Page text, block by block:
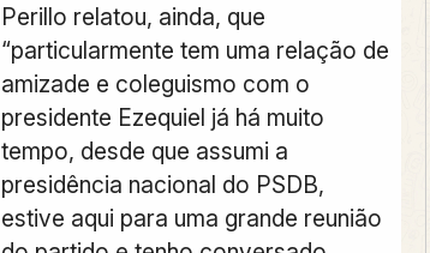
Perillo relatou, ainda, que
“particularmente tem uma relação de
amizade e coleguismo com o
presidente Ezequiel já há muito
tempo, desde que assumi a
presidência nacional do PSDB,
estive aqui para uma grande reunião